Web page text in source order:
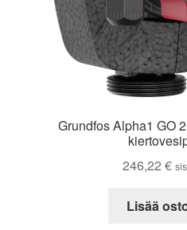
Grundfos Alpha1 GO
246,22 €
Lisää